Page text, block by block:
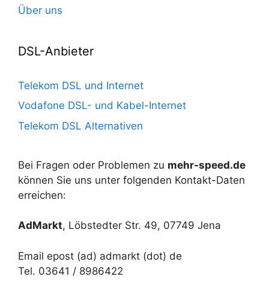
Über uns
DSL-Anbieter
Telekom DSL und Internet
Vodafone DSL- und Kabel-Internet
Telekom DSL Alternativen
Bei Fragen oder Problemen zu mehr-speed.de
können Sie uns unter folgenden Kontakt-Daten
erreichen:
AdMarkt, Löbstedter Str. 49, 07749 Jena
Email epost (ad) admarkt (dot) de
Tel. 03641 / 8986422